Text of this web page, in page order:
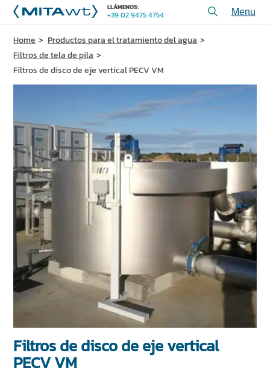
PROYECTOS
ARTÍCULOS TÉCNICOS
NOTICIAS Y EVENTOS
SOSTENIBILIDAD
ES EN IT FR DE
LLÁMENOS:
+39 02 9475 4754
PRODUCTOS
APLICACIONES y SOLUCIONES
CONTÁCTENOS
LLÁMENOS: +39 02 9475 4754
Home
Productos para el tratamiento del agua
Filtros de tela de pila
Filtros de disco de eje vertical PECV VM
Filtros de disco de eje vertical
PECV VM